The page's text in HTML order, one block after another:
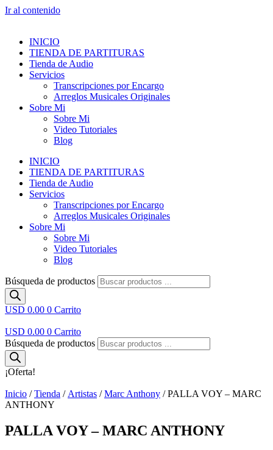
Ir al contenido
INICIO
TIENDA DE PARTITURAS
Tienda de Audio
Servicios
Transcripciones por Encargo
Arreglos Musicales Originales
Sobre Mi
Sobre Mi
Video Tutoriales
Blog
INICIO
TIENDA DE PARTITURAS
Tienda de Audio
Servicios
Transcripciones por Encargo
Arreglos Musicales Originales
Sobre Mi
Sobre Mi
Video Tutoriales
Blog
Búsqueda de productos
USD 0.00 0 Carrito
USD 0.00 0 Carrito
Búsqueda de productos
¡Oferta!
Inicio /Tienda / Artistas /Marc Anthony / PALLA VOY – MARC
ANTHONY
PALLA VOY – MARC ANTHONY